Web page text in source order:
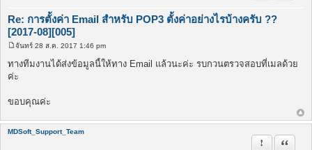
Re: การตั้งค่า Email สำหรับ POP3 ตั้งค่าอย่างไรบ้างครับ ??
[2017-08][005]
พ
ส
ต์
จันทร์ 28 ส.ค. 2017 1:46 pm
ทางทีมงานได้ส่งข้อมูลนี้ให้ทาง Email แล้วนะค่ะ รบกวนตรวจสอบที่เมลด้วย
ค่ะ
ขอบคุณค่ะ
MDSoft_Support_Team
รายงานในข้
อ้างคำ